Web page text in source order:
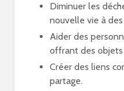
Diminuer les
nouvelle vie à
Aider des
offrant des
Créer des liens
partage.